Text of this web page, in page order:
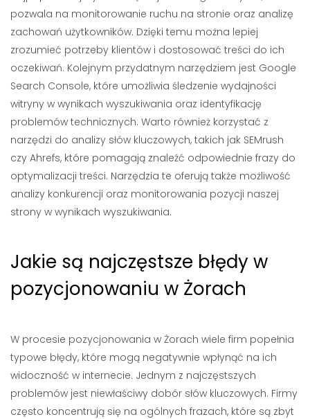
pozwala na monitorowanie ruchu na stronie oraz analizę
zachowań użytkowników. Dzięki temu można lepiej
zrozumieć potrzeby klientów i dostosować treści do ich
oczekiwań. Kolejnym przydatnym narzędziem jest Google
Search Console, które umożliwia śledzenie wydajności
witryny w wynikach wyszukiwania oraz identyfikację
problemów technicznych. Warto również korzystać z
narzędzi do analizy słów kluczowych, takich jak SEMrush
czy Ahrefs, które pomagają znaleźć odpowiednie frazy do
optymalizacji treści. Narzędzia te oferują także możliwość
analizy konkurencji oraz monitorowania pozycji naszej
strony w wynikach wyszukiwania.
Jakie są najczęstsze błędy w
pozycjonowaniu w Żorach
W procesie pozycjonowania w Żorach wiele firm popełnia
typowe błędy, które mogą negatywnie wpłynąć na ich
widoczność w internecie. Jednym z najczęstszych
problemów jest niewłaściwy dobór słów kluczowych. Firmy
często koncentrują się na ogólnych frazach, które są zbyt